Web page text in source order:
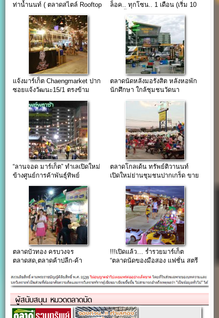
ท่าน้ำนนท์ ( ตลาดสไตล์ Rooftop
ล็อค.. ทุกโซน.. 1 เดือน (เริ่ม 10
แจ้งมาร์เก็ต Chaengmarket ปาก
ซอยแจ้งวัฒนะ15/1 ตรงข้าม
ตลาดนัดหลังมอรังสิต หลังหอพัก
นักศึกษา ใกล้ชุมชนวัดนา
“ลานจอด มาร์เก็ต” ทำเลเปิดใหม่
ข้างศูนย์การค้าพันธุ์ทิพย์
ตลาดโกลเด้น ทรัพย์ติวานนท์
เปิดใหม่ย่านชุมชนปากเกร็ด ขาย
ตลาดบัวทอง ครบวงจร
ตลาดสด,ตลาดค้าปลีก-ค้า
ชั่วโมง
!!!เปิดแล้ว… ร่ำรวยมาร์เก็ต
“ตลาดนัดของมือสอง แฟชั่น สตรี
ผู้สนับสนุน หมวดตลาดนัด